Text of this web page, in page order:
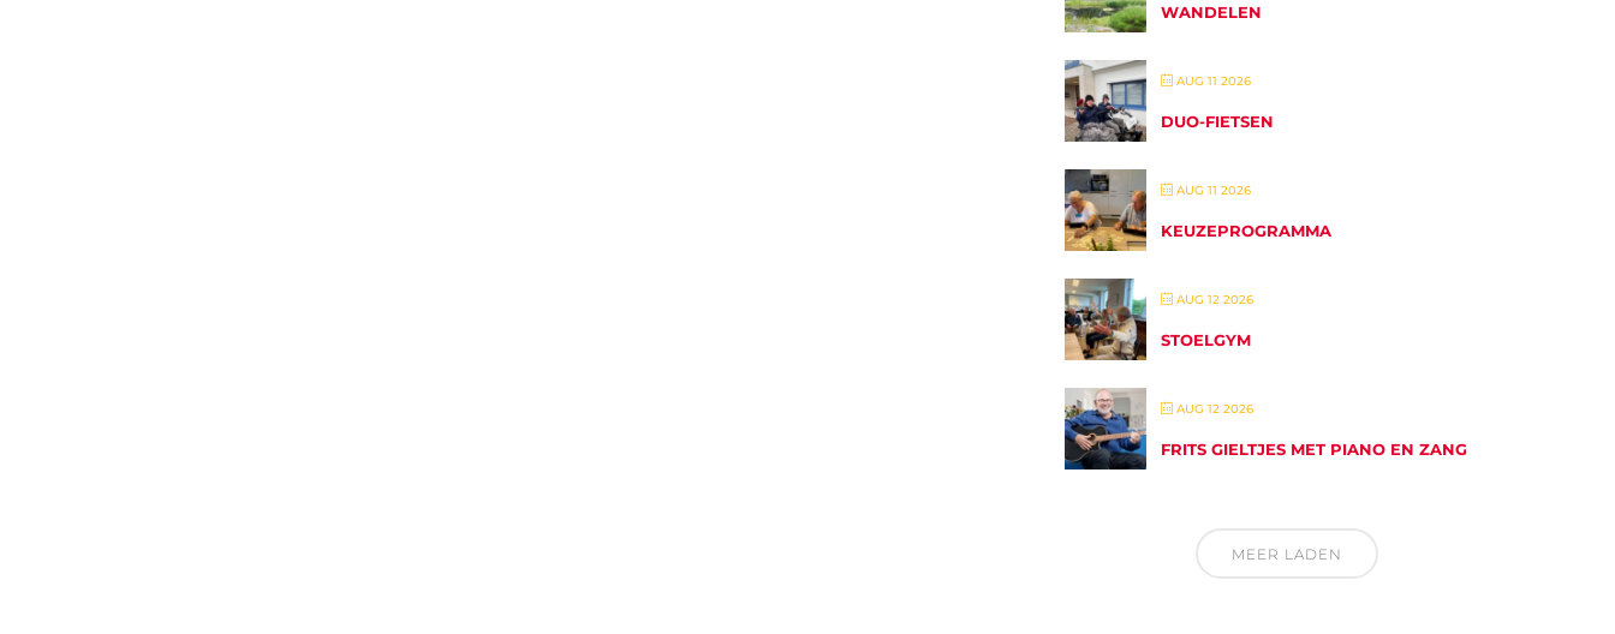
WANDELEN
AUG 11 2026
DUO-FIETSEN
AUG 11 2026
KEUZEPROGRAMMA
AUG 12 2026
STOELGYM
AUG 12 2026
FRITS GIELTJES MET PIANO EN ZANG
MEER LADEN